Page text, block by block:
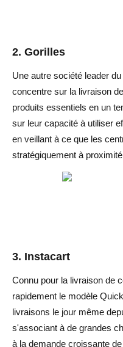
2. Gorilles
Une autre société leader
concentre sur la livraison
produits essentiels en un
sur leur capacité à utiliser
en veillant à ce que les
stratégiquement à
3. Instacart
Connu pour la livraison de
rapidement le modèle
livraisons le jour même
s'associant à de grandes
à la demande croissante